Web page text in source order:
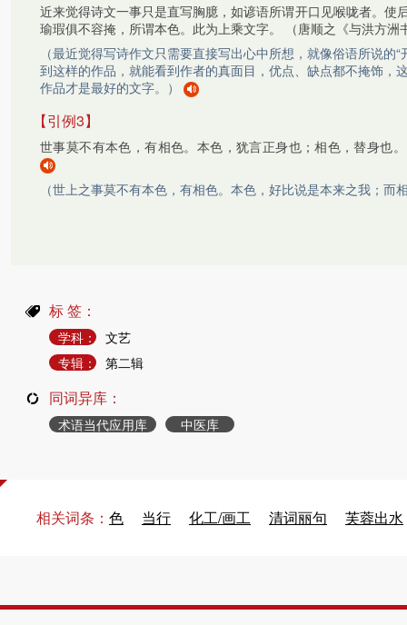
近来觉得诗文一事只是直写胸臆，如谚语所谓开口见喉咙者。使
瑜瑕俱不容掩，所谓本色。此为上乘文字。
（唐顺之《与洪方洲
（最近觉得写诗作文只需要直接写出心中所想，就像俗语所说的
到这样的作品，就能看到作者的真面目，优点、缺点都不掩饰，
作品才是最好的文字。）
【引例3】
世事莫不有本色，有相色。本色，犹言正身也；相色，替身也。
（世上之事莫不有本色，有相色。本色，好比说是本来之我；而
标 签：
学科： 文艺
专辑： 第二辑
同词异库：
术语当代应用库 中医库
相关词条： 色 当行 化工/画工 清词丽句 芙蓉出水